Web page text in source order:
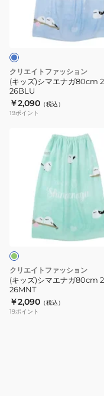
80cm
215053-
26BLU
クリエイトファッション
(キッズ)シマエナガ80cm
26BLU
￥2,090 （税込）
19ポイント
ピ
ン
ク
80cm
215053-
26MNT
クリエイトファッション
(キッズ)シマエナガ80cm
26MNT
￥2,090 （税込）
19ポイント
パ
ー
プ